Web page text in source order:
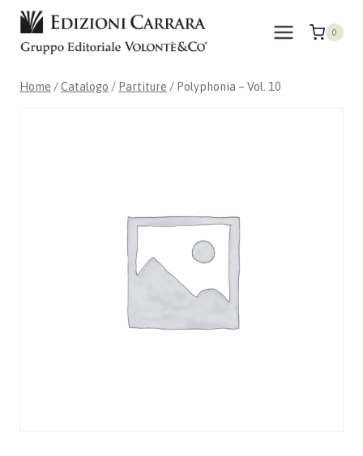
Salta
contenuto
0
Home /Catalogo / Partiture / Polyphonia – Vol. 10